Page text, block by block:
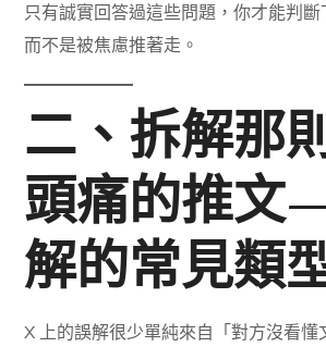
只有誠實回答過這些問題，你才能判斷
而不是被焦慮推著走。
二、拆解那
頭痛的推
解的常見類
X 上的誤解很少單純來自「對方沒看懂